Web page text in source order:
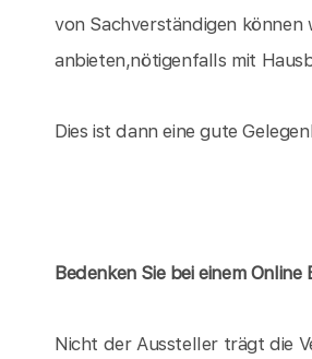
von Sachverständigen können
anbieten,nötigenfalls mit
Dies ist dann eine gute
Bedenken Sie bei einem Online
Nicht der Aussteller trägt die